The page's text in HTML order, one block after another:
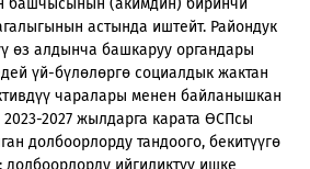
башчысынын (акимдин) биринчи
астында иштейт. Райондук
өз алдынча башкаруу органдары
үй-бүлөлөргө социалдык жактан
чаралары менен байланышкан
2027 жылдарга карата ӨСПсы
долбоорлорду тандоого, бекитүүгө
ийгиликтүү ишке